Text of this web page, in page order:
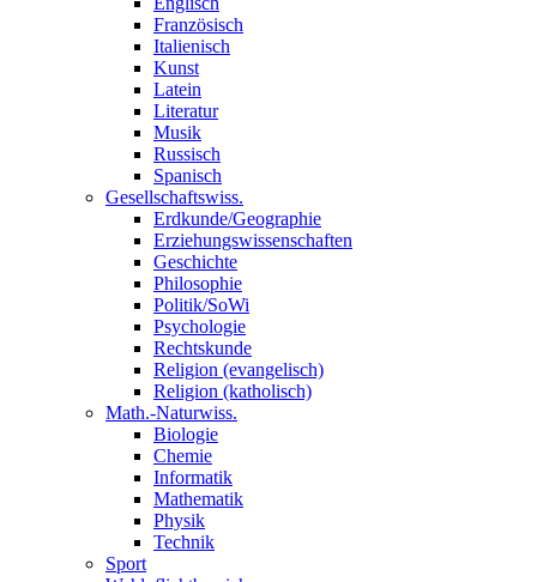
Französisch
Italienisch
Kunst
Latein
Literatur
Musik
Russisch
Spanisch
Gesellschaftswiss.
Erdkunde/Geographie
Erziehungswissenschaften
Geschichte
Philosophie
Politik/SoWi
Psychologie
Rechtskunde
Religion (evangelisch)
Religion (katholisch)
Math.-Naturwiss.
Biologie
Chemie
Informatik
Mathematik
Physik
Technik
Sport